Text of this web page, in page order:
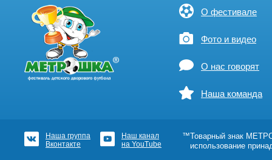
О фестивале
Фото и видео
О нас говорят
Наша команда
Наша группа
Вконтакте
Наш канал
на YouTube
™Товарный знак
использование